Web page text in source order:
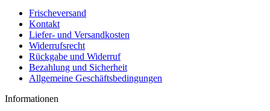
Frischeversand
Kontakt
Liefer- und Versandkosten
Widerrufsrecht
Rückgabe und Widerruf
Bezahlung und Sicherheit
Allgemeine Geschäftsbedingungen
Informationen